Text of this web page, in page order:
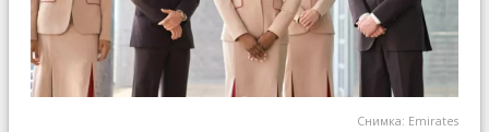
Снимка: Emirates